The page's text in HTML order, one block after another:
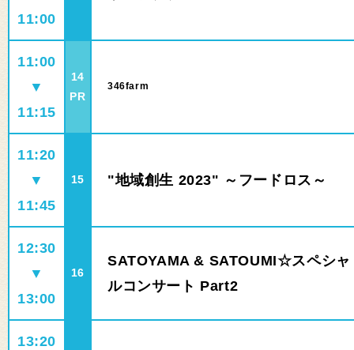
11:00
11:00
▼
11:15
14
PR
346farm
11:20
▼
11:45
15 "地域創生 2023" ～フードロス～
12:30
▼
13:00
16
SATOYAMA & SATOUMI☆スペシャ
ルコンサート Part2
13:20